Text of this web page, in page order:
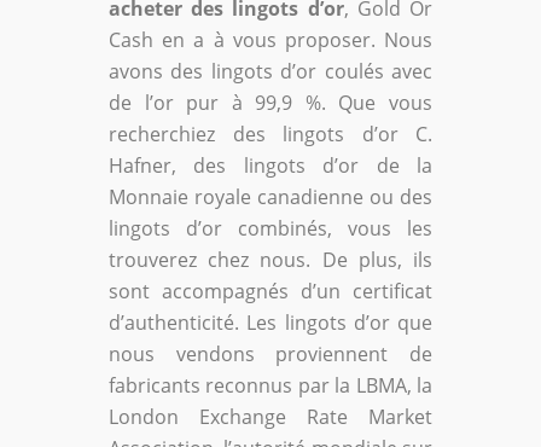
acheter des lingots d’or, Gold Or
Cash en a à vous proposer. Nous
avons des lingots d’or coulés avec
de l’or pur à 99,9 %. Que vous
recherchiez des lingots d’or C.
Hafner, des lingots d’or de la
Monnaie royale canadienne ou des
lingots d’or combinés, vous les
trouverez chez nous. De plus, ils
sont accompagnés d’un certificat
d’authenticité. Les lingots d’or que
nous vendons proviennent de
fabricants reconnus par la LBMA, la
London Exchange Rate Market